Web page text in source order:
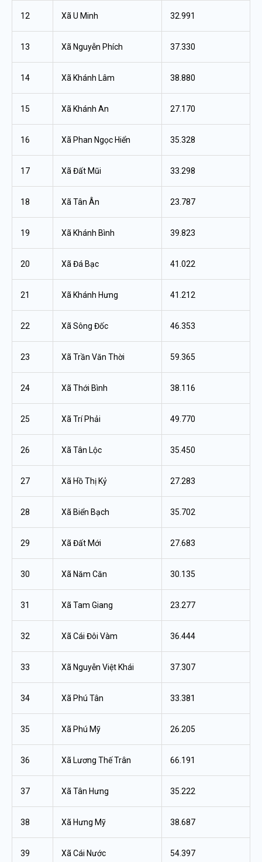
12 Xã U Minh 32.991
13 Xã Nguyễn Phích 37.330
14 Xã Khánh Lâm 38.880
15 Xã Khánh An 27.170
16 Xã Phan Ngọc Hiển 35.328
17 Xã Đất Mũi 33.298
18 Xã Tân Ân 23.787
19 Xã Khánh Bình 39.823
20 Xã Đá Bạc 41.022
21 Xã Khánh Hưng 41.212
22 Xã Sông Đốc 46.353
23 Xã Trần Văn Thời 59.365
24 Xã Thới Bình 38.116
25 Xã Trí Phải 49.770
26 Xã Tân Lộc 35.450
27 Xã Hồ Thị Kỷ 27.283
28 Xã Biển Bạch 35.702
29 Xã Đất Mới 27.683
30 Xã Năm Căn 30.135
31 Xã Tam Giang 23.277
32 Xã Cái Đôi Vàm 36.444
33 Xã Nguyễn Việt Khái 37.307
34 Xã Phú Tân 33.381
35 Xã Phú Mỹ 26.205
36 Xã Lương Thế Trân 66.191
37 Xã Tân Hưng 35.222
38 Xã Hưng Mỹ 38.687
39 Xã Cái Nước 54.397